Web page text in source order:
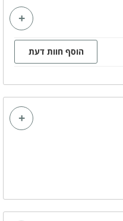
משפחות
הוסף חוות דעת